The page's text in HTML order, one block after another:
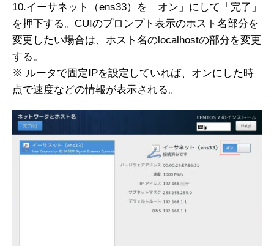
10.イーサネット（ens33）を「オン」にして「完了」
を押下する。CUIのプロンプト表示のホスト名部分を
変更したい場合は、ホスト名のlocalhostの部分を変更
する。
※ ルータで固定IPを設定していれば、オンにした時
点で速度などの情報が表示される。